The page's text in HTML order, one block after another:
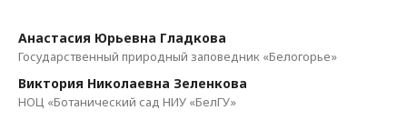
Анастасия Юрьевна Гладкова
Государственный природный заповедник «Белогорье»
Виктория Николаевна Зеленкова
НОЦ «Ботанический сад НИУ «БелГУ»